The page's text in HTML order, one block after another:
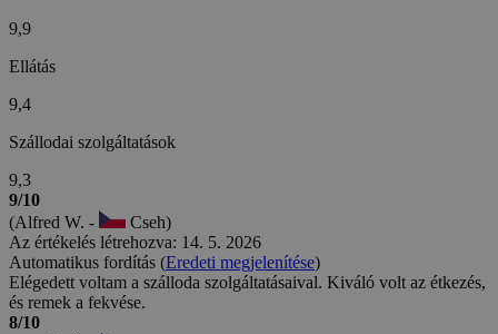
9,9
Ellátás
9,4
Szállodai szolgáltatások
9,3
9/10
(Alfred W. -
Cseh)
Az értékelés létrehozva: 14. 5. 2026
Automatikus fordítás (Eredeti megjelenítése)
Elégedett voltam a szálloda szolgáltatásaival. Kiváló volt az étkezés,
és remek a fekvése.
8/10